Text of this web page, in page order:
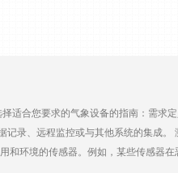
适合您要求的气象设备的指南：需求
录、远程监控或与其他系统的集成。
和环境的传感器。例如，某些传感器